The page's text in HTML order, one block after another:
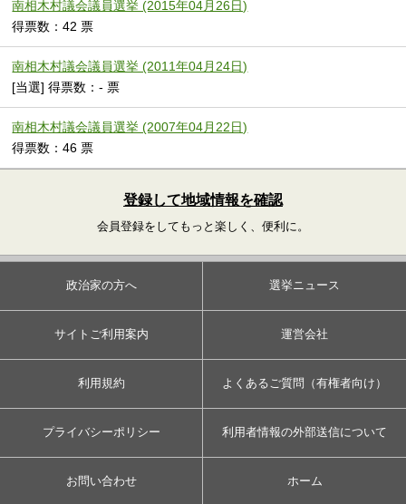
南相木村議会議員選挙 (2015年04月26日)
得票数：42 票
南相木村議会議員選挙 (2011年04月24日)
[当選] 得票数：- 票
南相木村議会議員選挙 (2007年04月22日)
得票数：46 票
登録して地域情報を確認
会員登録をしてもっと楽しく、便利に。
政治家の方へ 選挙ニュース
サイトご利用案内 運営会社
利用規約 よくあるご質問（有権者向け）
プライバシーポリシー 利用者情報の外部送信について
お問い合わせ ホーム